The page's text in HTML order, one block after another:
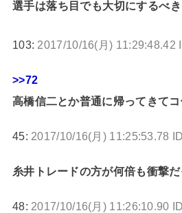
選手は落ち目でも大切にするべ
103: 2017/10/16(月) 11:29:48.42
>>72
高橋信二とか普通に帰ってきて
45: 2017/10/16(月) 11:25:53.78
糸井トレードの方が何倍も衝撃
48: 2017/10/16(月) 11:26:10.90